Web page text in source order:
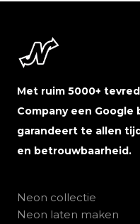
Met ruim 5000+
Company een
garandeert te allen
en betrouwbaarheid.
Neon collectie
Neon laten maken